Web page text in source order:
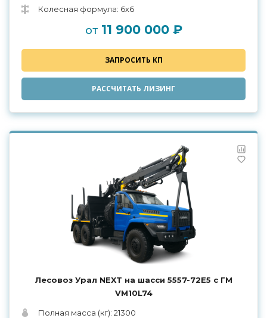
Колесная формула: 6х6
от 11 900 000 ₽
ЗАПРОСИТЬ КП
РАССЧИТАТЬ ЛИЗИНГ
Лесовоз Урал NEXT на шасси 5557-72Е5 с ГМ
VM10L74
Полная масса (кг): 21300